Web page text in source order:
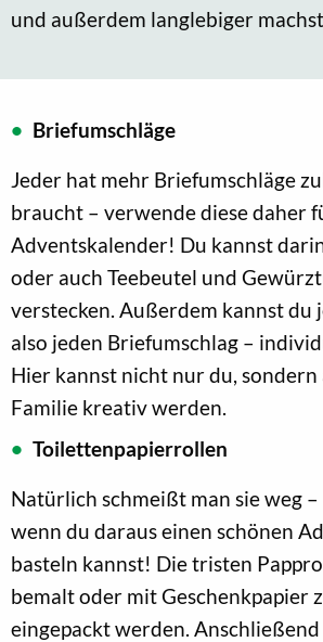
und außerdem langlebiger
Briefumschläge
Jeder hat mehr Briefumschläge
braucht – verwende diese daher
Adventskalender! Du kannst
oder auch Teebeutel und
verstecken. Außerdem kannst du
also jeden Briefumschlag –
Hier kannst nicht nur du, sondern
Familie kreativ werden.
Toilettenpapierrollen
Natürlich schmeißt man sie weg
wenn du daraus einen schönen
basteln kannst! Die tristen
bemalt oder mit Geschenkpapier
eingepackt werden.